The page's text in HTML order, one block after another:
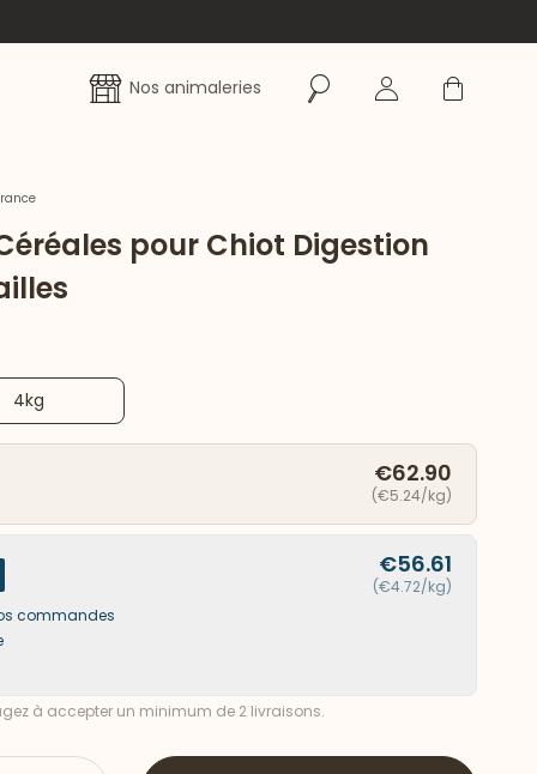
Nos animaleries RechercherSe connecter
Panier
pour Chiot Digestion
4kg
€62.90
(€5.24/kg)
€56.61
(€4.72/kg)
commandes
à accepter un minimum de 2 livraisons.